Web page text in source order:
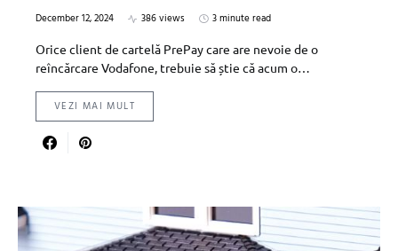
December 12, 2024 386 views
3 minute read
Orice client de cartelă PrePay care are nevoie de o
reîncărcare Vodafone, trebuie să știe că acum o…
VEZI MAI MULT